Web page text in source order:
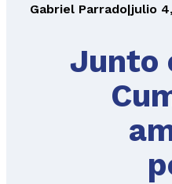
Gabriel Parrado|julio
Junto